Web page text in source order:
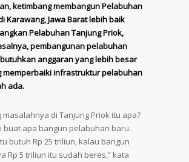
ketimbang membangun Pelabuhan
Karawang, Jawa Barat lebih baik
Pelabuhan Tanjung Priok,
pembangunan pelabuhan
anggaran yang lebih besar
memperbaiki infrastruktur pelabuhan
ada.
masalahnya di Tanjung Priok itu apa?
buat apa bangun pelabuhan baru.
butuh Rp 25 triliun, kalau bangun
Rp 5 triliun itu sudah beres,” kata